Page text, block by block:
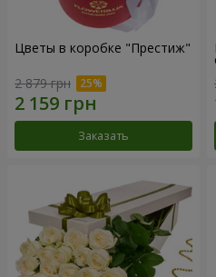
Цветы в коробке "Престиж"
2 879 грн
Заказать